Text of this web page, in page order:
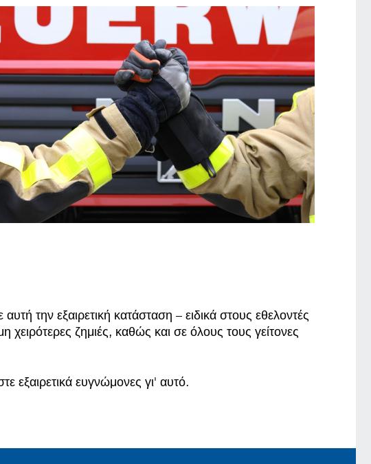
την εξαιρετική κατάσταση – ειδικά στους εθελοντές
ζημιές, καθώς και σε όλους τους γείτονες
εξαιρετικά ευγνώμονες γι' αυτό.